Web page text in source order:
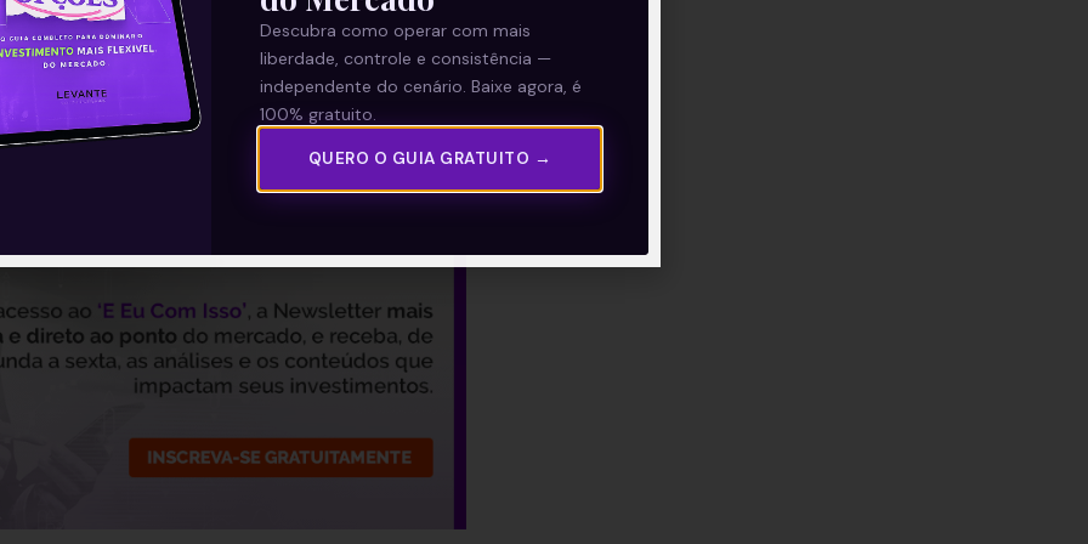
—
da nossa Newsletter‘E Eu
Descubra como operar com mais
liberdade, controle e consistência —
independente do cenário. Baixe agora, é
100% gratuito.
QUERO O GUIA GRATUITO →